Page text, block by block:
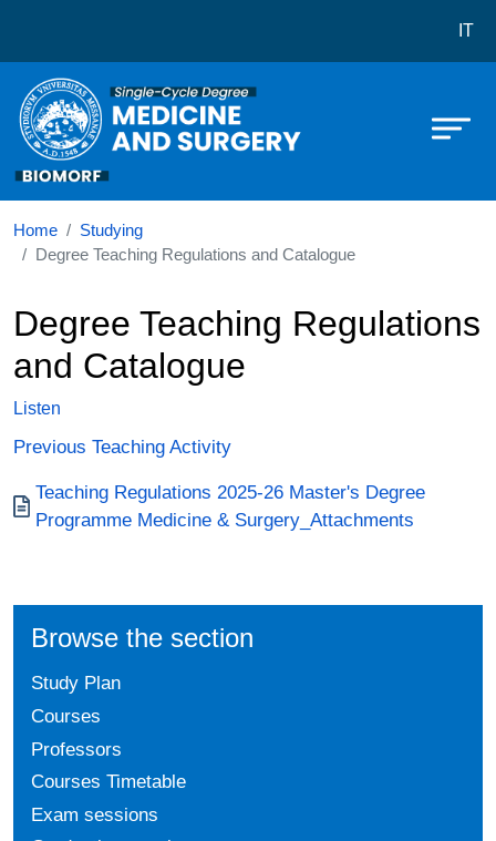
Corso di laurea in Medicine and IT
Home
Studying
Degree Teaching Regulations and Catalogue
Degree Teaching Regulations
and Catalogue
Listen
Previous Teaching Activity
Documento
Teaching Regulations 2025-26 Master's Degree
Programme Medicine & Surgery_Attachments
Browse the section
Study Plan
Courses
Professors
Courses Timetable
Exam sessions